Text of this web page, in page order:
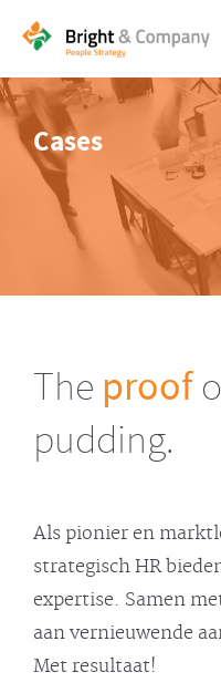
OVER
Cases
The proof
pudding.
Als pionier en
strategisch HR
expertise. Samen
aan vernieuwende
Met resultaat!